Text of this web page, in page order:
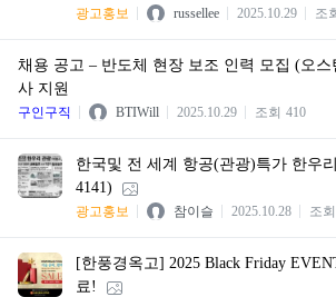
광고홍보 russellee 2025.10.29 조
채용 공고 – 반도체 현장 보조 인력 모집 (오스
사 지원
구인구직 BTIWill 2025.10.29 조회 410
한국및 전 세계 항공(관광)특가 한우
4141)
광고홍보 참이슬 2025.10.28 조회
[한풍경옥고] 2025 Black Friday
료!